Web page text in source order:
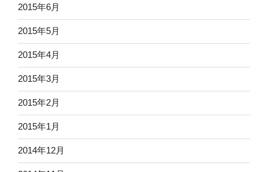
2015年6月
2015年5月
2015年4月
2015年3月
2015年2月
2015年1月
2014年12月